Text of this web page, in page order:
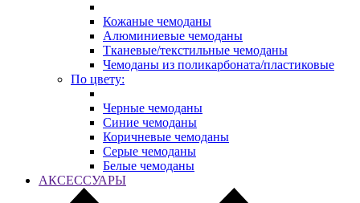
Кожаные чемоданы
Алюминиевые чемоданы
Тканевые/текстильные чемоданы
Чемоданы из поликарбоната/пластиковые
По цвету:
Черные чемоданы
Синие чемоданы
Коричневые чемоданы
Серые чемоданы
Белые чемоданы
АКСЕССУАРЫ